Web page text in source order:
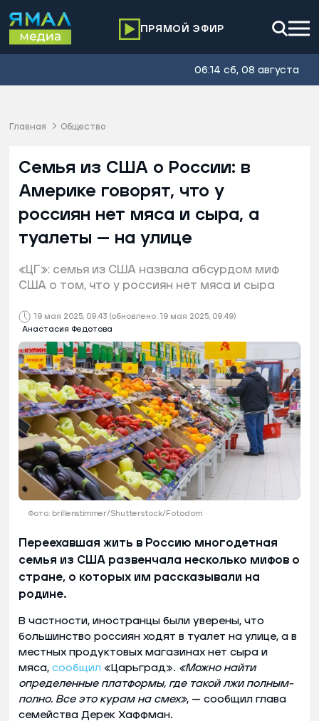
ПРЯМОЙ ЭФИР
06:14 сб, 08 августа
Главная Общество
19 мая 2025, 09:43 (обновлено: 19 мая 2025, 09:49)
Анастасия Федотова
Семья из США о России: в
Америке говорят, что у
россиян нет мяса и сыра, а
туалеты — на улице
«ЦГ»: семья из США назвала абсурдом миф
США о том, что у россиян нет мяса и сыра
Фото: brillenstimmer/Shutterstock/Fotodom
Переехавшая жить в Россию многодетная
семья из США развенчала несколько мифов о
стране, о которых им рассказывали на
родине.
В частности, иностранцы были уверены, что
большинство россиян ходят в туалет на улице, а в
местных продуктовых магазинах нет сыра и
мяса, сообщил «Царьград». «Можно найти
определенные платформы, где такой лжи полным-
полно. Все это курам на смех», — сообщил глава
семейства Дерек Хаффман.